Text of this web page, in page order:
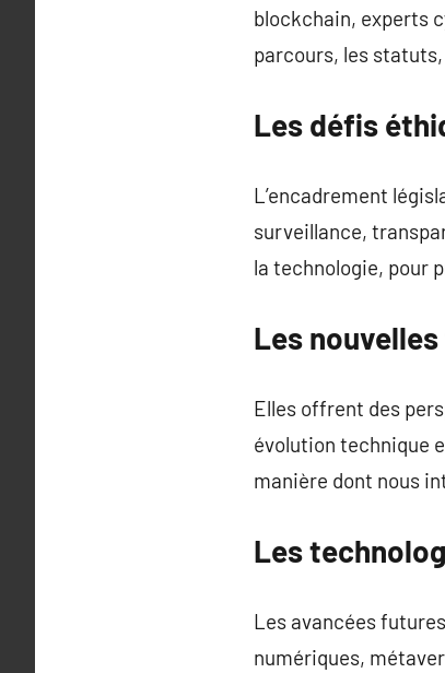
blockchain, experts
parcours, les
Les défis
L’encadrement
surveillance,
la technologie, pour
Les
Elles offrent des
évolution technique
manière dont nous
Les
Les avancées
numériques,